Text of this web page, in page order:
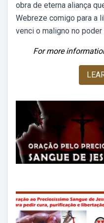
obra de eterna aliança
Webreze comigo para a
venci o maligno no
For more